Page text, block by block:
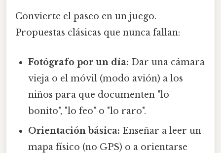
Convierte el paseo en un juego.
Propuestas clásicas que nunca fallan:
Fotógrafo por un día: Dar una cámara
vieja o el móvil (modo avión) a los
niños para que documenten "lo
bonito", "lo feo" o "lo raro".
Orientación básica: Enseñar a leer un
mapa físico (no GPS) o a orientarse